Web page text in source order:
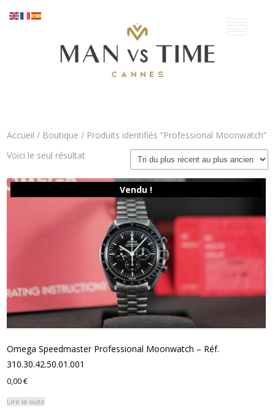
Accueil / Boutique / Produits identifiés “Professional Moonwatch”
Voici le seul résultat
Vendu !
Omega Speedmaster Professional Moonwatch – Réf.
310.30.42.50.01.001
0,00€
Lire la suite